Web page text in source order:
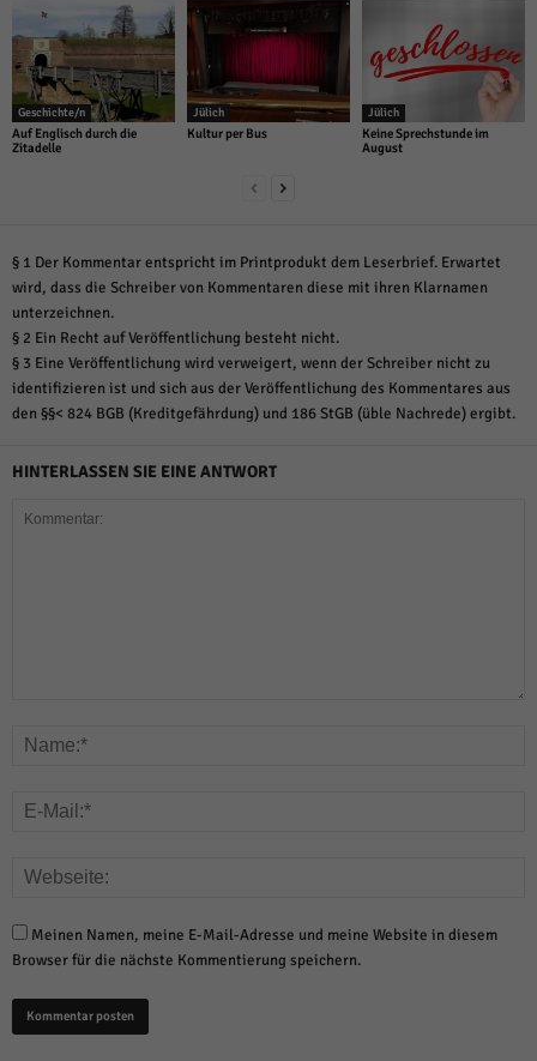
Geschichte/n
Auf Englisch durch die
Zitadelle
Jülich
Kultur per Bus
Jülich
Keine Sprechstunde im
August
§ 1 Der Kommentar entspricht im Printprodukt dem Leserbrief. Erwartet
wird, dass die Schreiber von Kommentaren diese mit ihren Klarnamen
unterzeichnen.
§ 2 Ein Recht auf Veröffentlichung besteht nicht.
§ 3 Eine Veröffentlichung wird verweigert, wenn der Schreiber nicht zu
identifizieren ist und sich aus der Veröffentlichung des Kommentares aus
den §§< 824 BGB (Kreditgefährdung) und 186 StGB (üble Nachrede) ergibt.
HINTERLASSEN SIE EINE ANTWORT
Meinen Namen, meine E-Mail-Adresse und meine Website in diesem
Browser für die nächste Kommentierung speichern.